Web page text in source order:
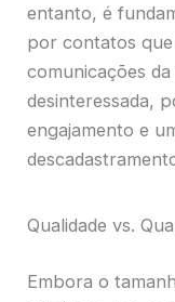
entanto, é
por contatos
comunicações
desinteressada,
engajamento e
Qualidade vs.
Embora o